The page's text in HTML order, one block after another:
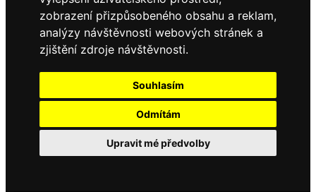
zobrazení přizpůsobeného obsahu a reklam,
analýzy návštěvnosti webových stránek a
zjištění zdroje návštěvnosti.
Souhlasím
Odmítám
Upravit mé předvolby